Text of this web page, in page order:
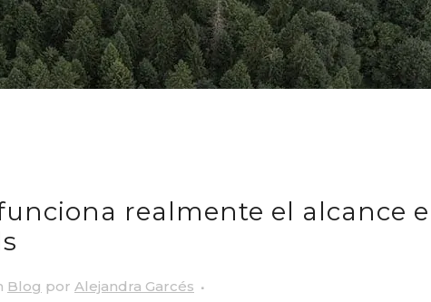
realmente el alcance
Blog por Alejandra Garcés